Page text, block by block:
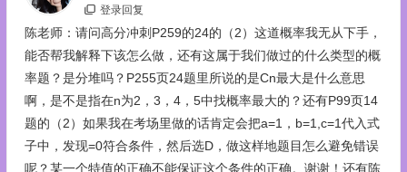
登录回复
陈老师：请问高分冲刺P259的24的（2）这道概率我无从下手，
能否帮我解释下该怎么做，还有这属于我们做过的什么类型的概
率题？是分堆吗？P255页24题里所说的是Cn最大是什么意思
啊，是不是指在n为2，3，4，5中找概率最大的？还有P99页14
题的（2）如果我在考场里做的话肯定会把a=1，b=1,c=1代入式
子中，发现=0符合条件，然后选D，做这样地题目怎么避免错误
呢？某一个特值的正确不能保证这个条件的正确。谢谢！还有陈